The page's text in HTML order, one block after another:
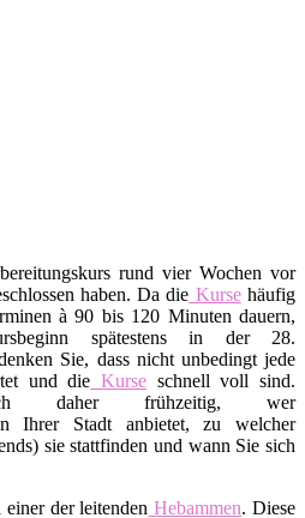
rund vier Wochen vor
haben. Da die Kursehäufig
à 90 bis 120 Minuten dauern,
spätestens in der 28.
Sie, dass nicht unbedingt jede
und die Kurseschnell voll sind.
daher frühzeitig, wer
in Ihrer Stadt anbietet, zu welcher
sie stattfinden und wann Sie sich
der leitenden Hebammen. Diese